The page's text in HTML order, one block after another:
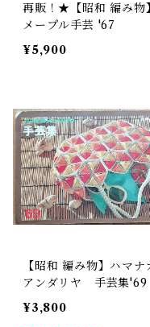
再販！★【昭和 編み物】
メープル手芸 '67
¥5,900
【昭和 編み物】ハマナ
アンダリヤ 手芸集'69
¥3,800